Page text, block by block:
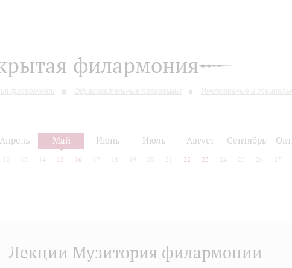
филармония
филармонии Образовательные программы Инклюзивные и
Апрель Май Июнь Июль Август Сентябрь
12 13 14 15 16 17 18 19 20 21 22 23 24 25 26 27
Лекции Музитория филармонии